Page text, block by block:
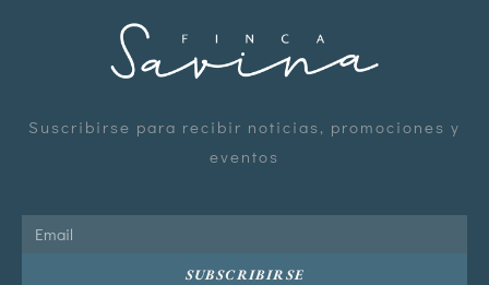
Suscribirse para recibir noticias, promociones y
eventos
SUBSCRIBIRSE